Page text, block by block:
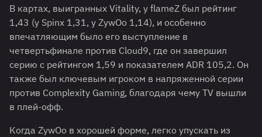
В картах, выигранных Vitality, у flameZ был рейтинг
1,43 (у Spinx 1,31, у ZywOo 1,14), и особенно
впечатляющим было его выступление в
четвертьфинале против Cloud9, где он завершил
серию с рейтингом 1,59 и показателем ADR 105,2. Он
также был ключевым игроком в напряженной серии
против Complexity Gaming, благодаря чему TV вышли
в плей-офф.
Когда ZywOo в хорошей форме, легко упускать из